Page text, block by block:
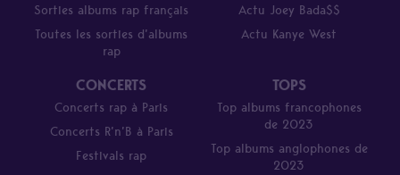
Sorties albums rap français
Toutes les sorties d’albums
rap
Actu Joey Bada$$
Actu Kanye West
CONCERTS
Concerts rap à Paris
Concerts R’n’B à Paris
Festivals rap
TOPS
Top albums francophones
de 2023
Top albums anglophones de
2023